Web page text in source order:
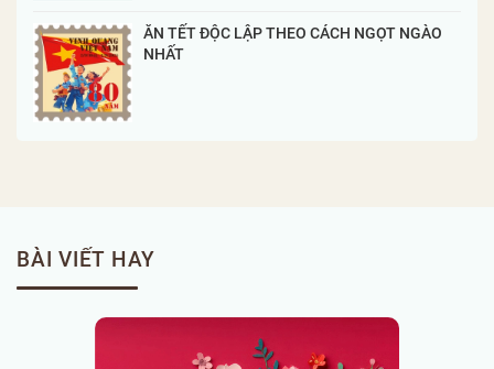
ĂN TẾT ĐỘC LẬP THEO CÁCH NGỌT NGÀO
NHẤT
BÀI VIẾT HAY